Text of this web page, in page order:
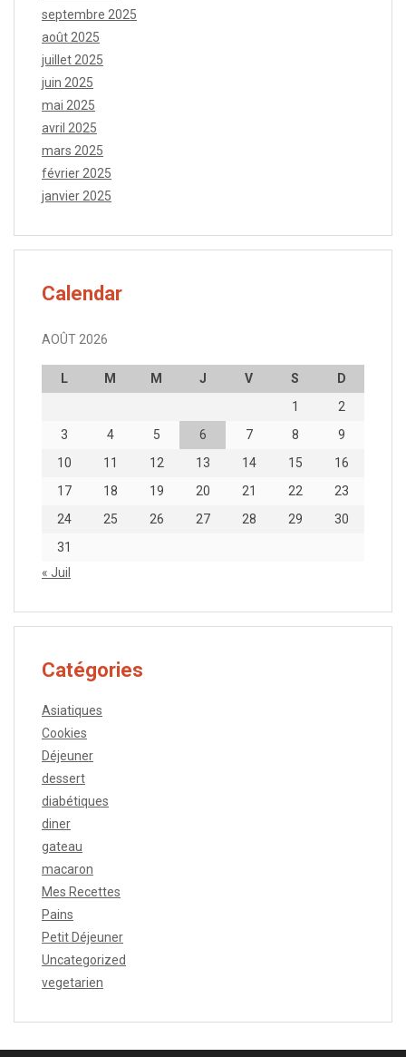
septembre 2025
août 2025
juillet 2025
juin 2025
mai 2025
avril 2025
mars 2025
février 2025
janvier 2025
Calendar
AOÛT 2026
L M M J V S
D
1
2
3
4 5 6 7 8
9
10
11 12 13 14 15
16
17
18 19 20 21 22
23
24
25 26 27 28 29
30
31
« Juil
Catégories
Asiatiques
Cookies
Déjeuner
dessert
diabétiques
diner
gateau
macaron
Mes Recettes
Pains
Petit Déjeuner
Uncategorized
vegetarien